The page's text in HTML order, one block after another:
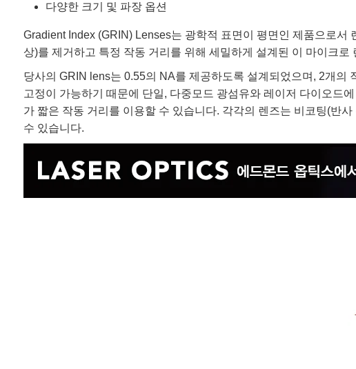
다양한 크기 및 파장 옵션
Gradient Index (GRIN) Lenses는 광학적 표면이 평면인 제품으로
상)를 제거하고 특정 작동 거리를 위해 세밀하게 설계된 이 마이크
당사의 GRIN lens는 0.55의 NA를 제공하도록 설계되었으며, 2개의
고정이 가능하기 때문에 단일, 다중모드 광섬유와 레이저 다이오드
가 짧은 작동 거리를 이용할 수 있습니다. 각각의 렌즈는 비코팅(반
수 있습니다.